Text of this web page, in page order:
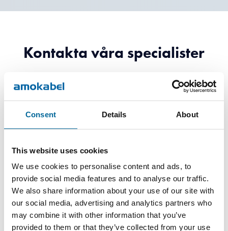
Consent Details About
This website uses cookies
We use cookies to personalise content and ads, to
provide social media features and to analyse our traffic.
We also share information about your use of our site with
our social media, advertising and analytics partners who
may combine it with other information that you’ve
provided to them or that they’ve collected from your use
Kontakta våra specialister